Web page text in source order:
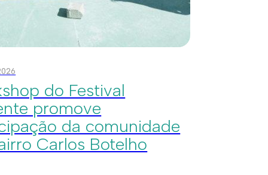
do Festival
promove
da comunidade
Carlos Botelho